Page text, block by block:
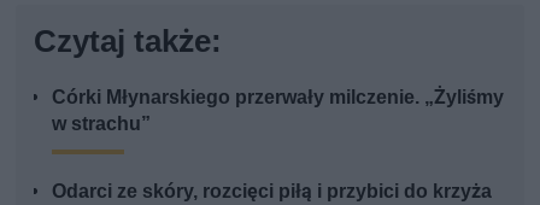
Czytaj także:
Córki Młynarskiego przerwały milczenie. „Żyliśmy
w strachu”
Odarci ze skóry, rozcięci piłą i przybici do krzyża